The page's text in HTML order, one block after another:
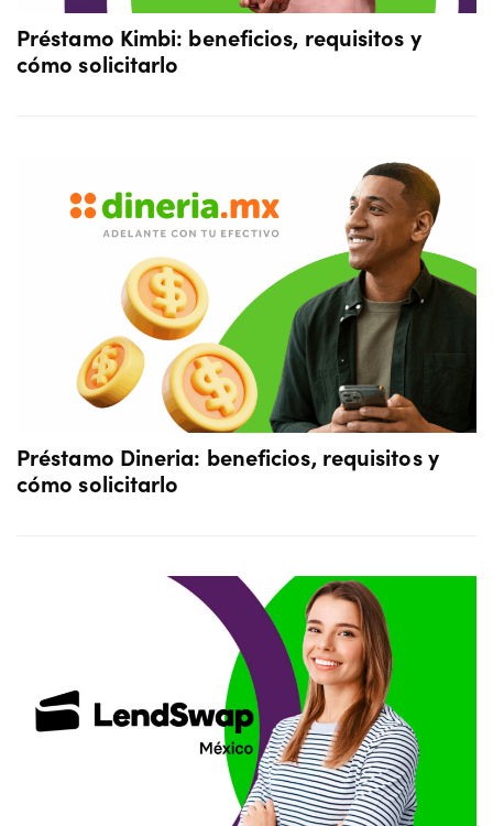
Préstamo Kimbi: beneficios, requisitos y
cómo solicitarlo
Préstamo Dineria: beneficios, requisitos y
cómo solicitarlo